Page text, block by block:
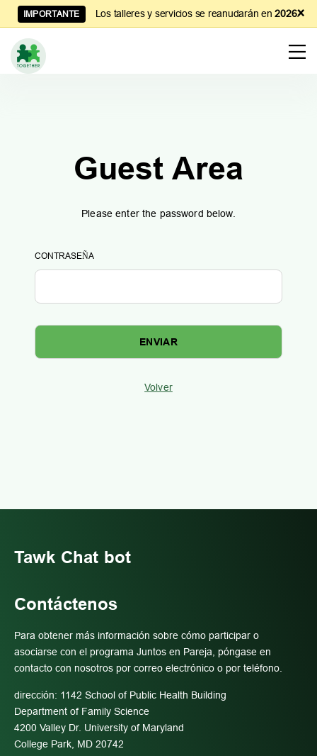
IMPORTANTE Los talleres y servicios se reanudarán en2026.
×
Guest Area
Please enter the password below.
CONTRASEÑA
Volver
Tawk Chat bot
Contáctenos
Para obtener más información sobre cómo participar o
asociarse con el programa Juntos en Pareja, póngase en
contacto con nosotros por correo electrónico o por teléfono.
dirección: 1142 School of Public Health Building
Department of Family Science
4200 Valley Dr. University of Maryland
College Park, MD 20742